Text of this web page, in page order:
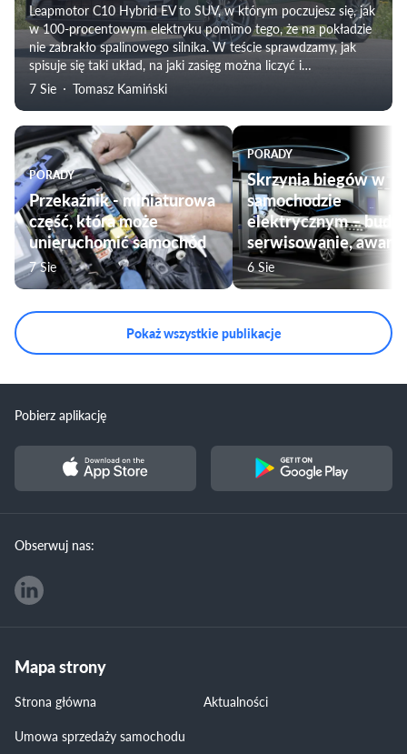
Leapmotor C10 Hybrid EV to SUV, w którym poczujesz się, jak
w 100-procentowym elektryku pomimo tego, że na pokładzie
nie zabrakło spalinowego silnika. W teście sprawdzamy, jak
spisuje się taki układ, na jaki zasięg można liczyć i
weryfikujemy subiektywne odczucia towarzyszące
rodziny.
7 Sie Tomasz Kamiński
PORADY
Przekaźnik - miniaturowa
część, która może
unieruchomić samochód
7 Sie
PORADY
Skrzynia biegów w
samochodzie
elektrycznym –
serwisowanie, awarie
6 Sie
Pokaż wszystkie publikacje
Pobierz aplikację
Obserwuj nas:
Mapa strony
Strona główna
Aktualności
Umowa sprzedaży samochodu